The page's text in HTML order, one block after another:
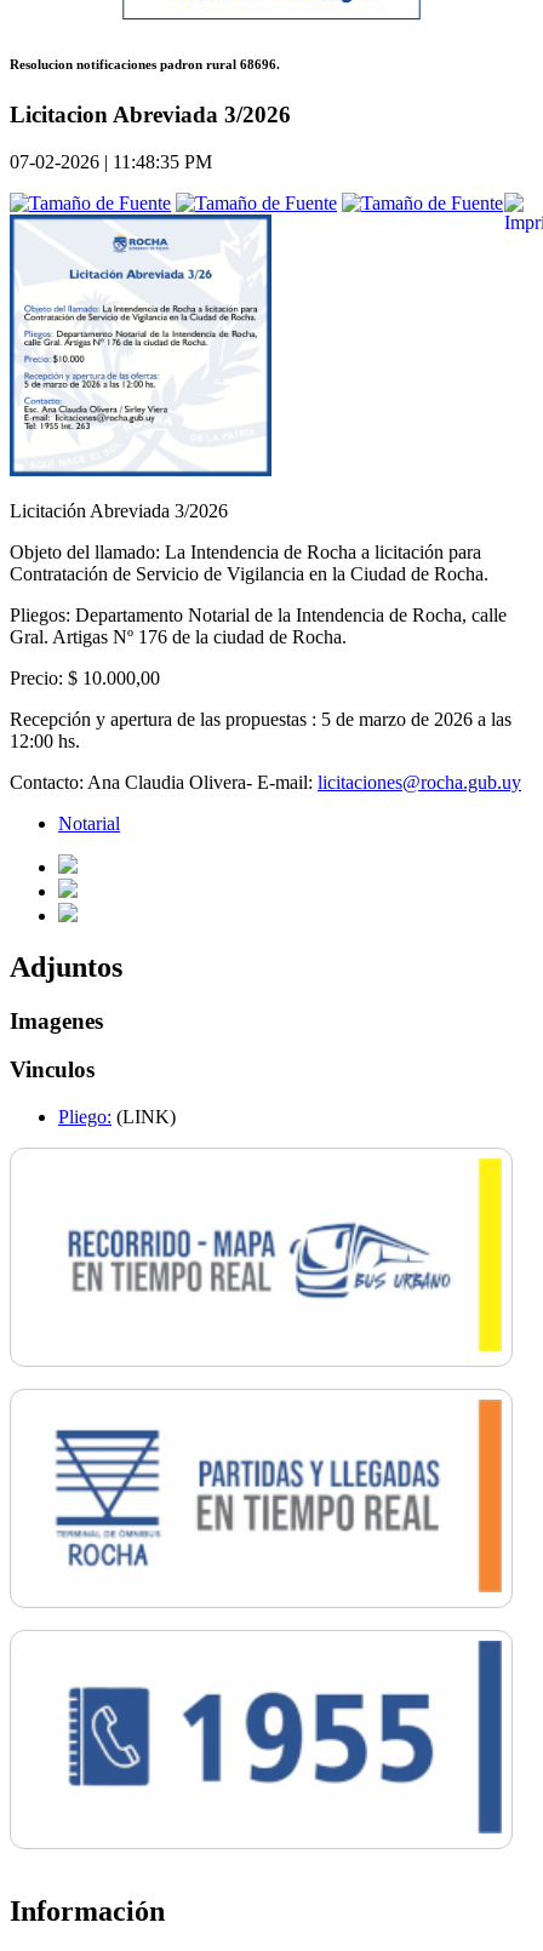
Resolucion notificaciones padron rural 68696.
Licitacion Abreviada 3/2026
07-02-2026 | 11:48:35 PM
Licitación Abreviada 3/2026
Objeto del llamado: La Intendencia de Rocha a licitación para
Contratación de Servicio de Vigilancia en la Ciudad de Rocha.
Pliegos: Departamento Notarial de la Intendencia de Rocha, calle
Gral. Artigas Nº 176 de la ciudad de Rocha.
Precio: $ 10.000,00
Recepción y apertura de las propuestas : 5 de marzo de 2026 a las
12:00 hs.
Contacto: Ana Claudia Olivera- E-mail: licitaciones@rocha.gub.uy
Notarial
Adjuntos
Imagenes
Vinculos
Pliego: (LINK)
Información